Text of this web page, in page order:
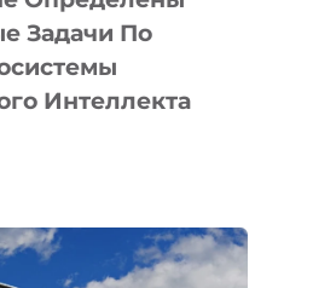
Задачи По
Интеллекта